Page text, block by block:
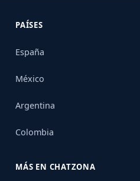
PAÍSES
España
México
Argentina
Colombia
MÁS EN CHATZONA